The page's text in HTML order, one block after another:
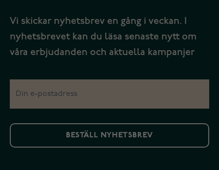
Vi skickar nyhetsbrev en gång i veckan. I
nyhetsbrevet kan du läsa senaste nytt om
våra erbjudanden och aktuella kampanjer
BESTÄLL NYHETSBREV